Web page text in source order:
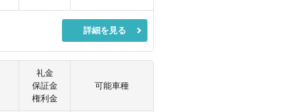
詳細を見る
礼金
保証金
権利金
可能車種